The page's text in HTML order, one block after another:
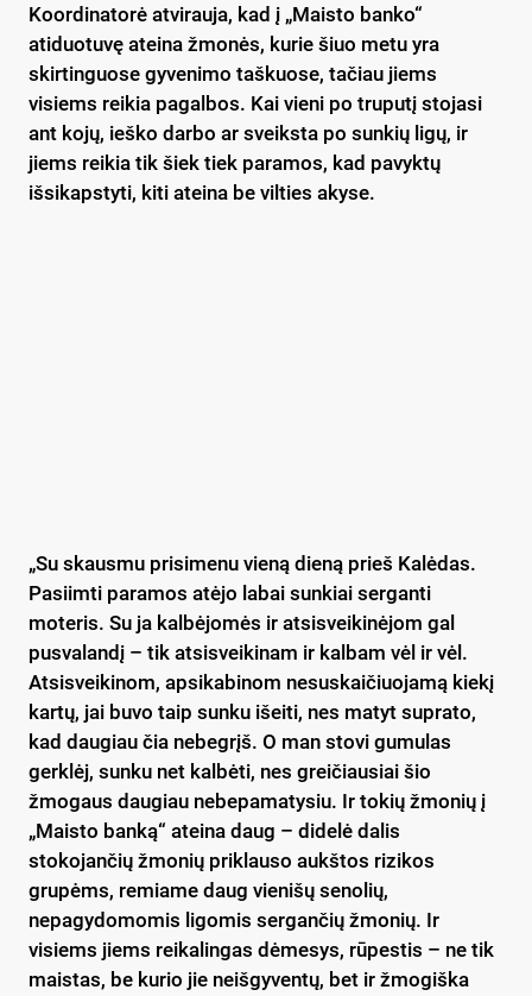
Koordinatorė atvirauja, kad į „Maisto banko“
atiduotuvę ateina žmonės, kurie šiuo metu yra
skirtinguose gyvenimo taškuose, tačiau jiems
visiems reikia pagalbos. Kai vieni po truputį stojasi
ant kojų, ieško darbo ar sveiksta po sunkių ligų, ir
jiems reikia tik šiek tiek paramos, kad pavyktų
išsikapstyti, kiti ateina be vilties akyse.
„Su skausmu prisimenu vieną dieną prieš Kalėdas.
Pasiimti paramos atėjo labai sunkiai serganti
moteris. Su ja kalbėjomės ir atsisveikinėjom gal
pusvalandį – tik atsisveikinam ir kalbam vėl ir vėl.
Atsisveikinom, apsikabinom nesuskaičiuojamą kiekį
kartų, jai buvo taip sunku išeiti, nes matyt suprato,
kad daugiau čia nebegrįš. O man stovi gumulas
gerklėj, sunku net kalbėti, nes greičiausiai šio
žmogaus daugiau nebepamatysiu. Ir tokių žmonių į
„Maisto banką“ ateina daug – didelė dalis
stokojančių žmonių priklauso aukštos rizikos
grupėms, remiame daug vienišų senolių,
nepagydomomis ligomis sergančių žmonių. Ir
visiems jiems reikalingas dėmesys, rūpestis – ne tik
maistas, be kurio jie neišgyventų, bet ir žmogiška